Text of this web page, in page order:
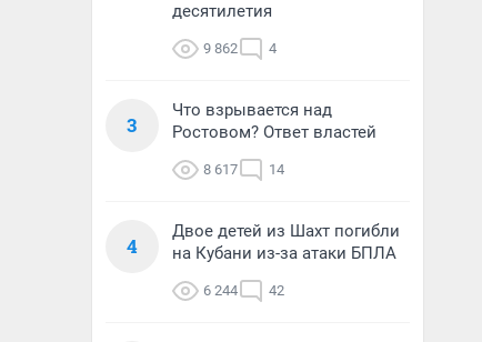
десятилетия
9 862 4
3
Что взрывается над
Ростовом? Ответ властей
8 617 14
4
Двое детей из Шахт погибли
на Кубани из-за атаки БПЛА
6 244 42